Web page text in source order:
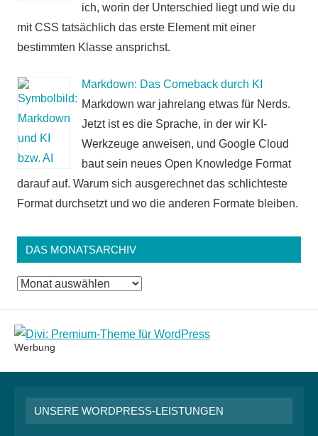
ich, worin der Unterschied liegt und wie du
mit CSS tatsächlich das erste Element mit einer
bestimmten Klasse ansprichst.
Markdown: Das Comeback durch KI
Markdown war jahrelang etwas für Nerds.
Jetzt ist es die Sprache, in der wir KI-
Werkzeuge anweisen, und Google Cloud
baut sein neues Open Knowledge Format
darauf auf. Warum sich ausgerechnet das schlichteste
Format durchsetzt und wo die anderen Formate bleiben.
DAS MONATSARCHIV
Das
Werbung
UNSERE WORDPRESS-LEISTUNGEN